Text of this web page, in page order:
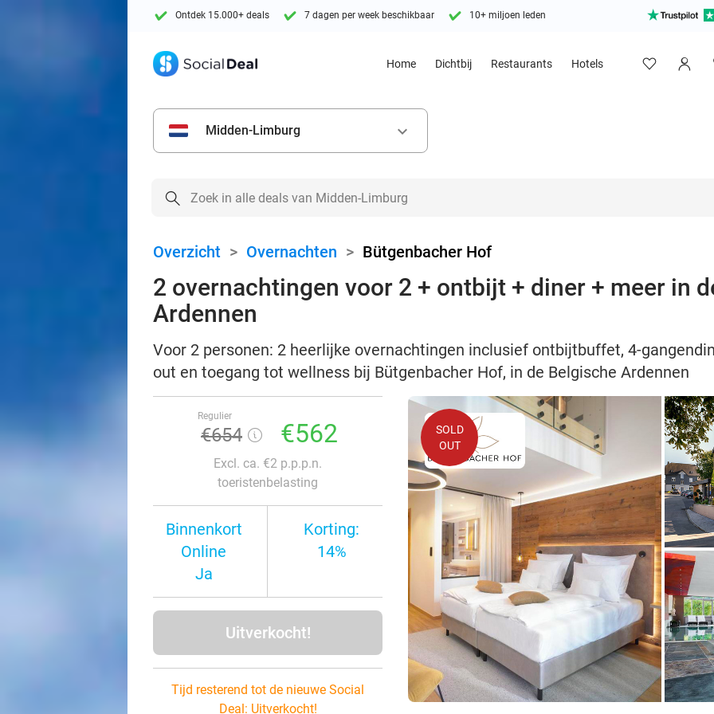
Ontdek 15.000+ deals 7 dagen per week beschikbaar 10+ miljoen leden
Home Dichtbij Restaurants Hotels
Midden-Limburg keyboard_arrow_down
Overzicht > Overnachten > Bütgenbacher Hof
2 overnachtingen voor 2 + ontbijt + diner + meer in
Ardennen
Voor 2 personen: 2 heerlijke overnachtingen inclusief ontbijtbuffet, 4-
out en toegang tot wellness bij Bütgenbacher Hof, in de Belgische Ardennen
Regulier
€654 €562
Excl. ca. €2 p.p.p.n.
toeristenbelasting
Binnenkort
Online
Ja
Korting:
14%
Uitverkocht!
Tijd resterend tot de nieuwe Social
Deal: Uitverkocht!
SOLD
OUT